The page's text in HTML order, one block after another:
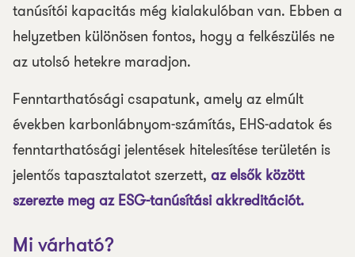
tanúsítói kapacitás még kialakulóban van. Ebben a
helyzetben különösen fontos, hogy a felkészülés ne
az utolsó hetekre maradjon.
Fenntarthatósági csapatunk, amely az elmúlt
években karbonlábnyom-számítás, EHS-adatok és
fenntarthatósági jelentések hitelesítése területén is
jelentős tapasztalatot szerzett, az elsők között
szerezte meg az ESG-tanúsítási akkreditációt.
Mi várható?